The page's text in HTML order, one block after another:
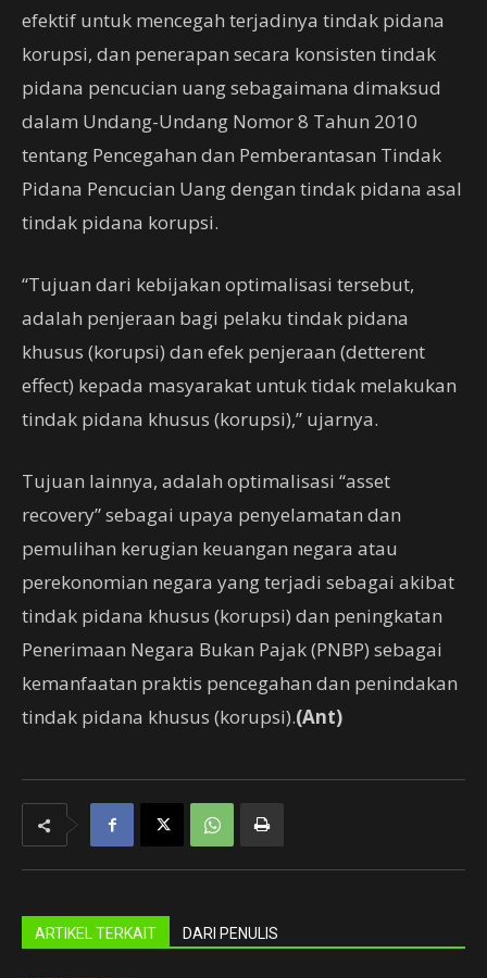
efektif untuk mencegah terjadinya tindak pidana
korupsi, dan penerapan secara konsisten tindak
pidana pencucian uang sebagaimana dimaksud
dalam Undang-Undang Nomor 8 Tahun 2010
tentang Pencegahan dan Pemberantasan Tindak
Pidana Pencucian Uang dengan tindak pidana asal
tindak pidana korupsi.
“Tujuan dari kebijakan optimalisasi tersebut,
adalah penjeraan bagi pelaku tindak pidana
khusus (korupsi) dan efek penjeraan (detterent
effect) kepada masyarakat untuk tidak melakukan
tindak pidana khusus (korupsi),” ujarnya.
Tujuan lainnya, adalah optimalisasi “asset
recovery” sebagai upaya penyelamatan dan
pemulihan kerugian keuangan negara atau
perekonomian negara yang terjadi sebagai akibat
tindak pidana khusus (korupsi) dan peningkatan
Penerimaan Negara Bukan Pajak (PNBP) sebagai
kemanfaatan praktis pencegahan dan penindakan
tindak pidana khusus (korupsi).(Ant)
ARTIKEL TERKAIT DARI PENULIS